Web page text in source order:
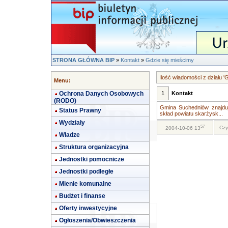
STRONA GŁÓWNA BIP»Kontakt»Gdzie się mieścimy
Menu:
Ochrona Danych Osobowych
(RODO)
Status Prawny
Wydziały
Władze
Struktura organizacyjna
Jednostki pomocnicze
Jednostki podległe
Mienie komunalne
Budżet i finanse
Oferty inwestycyjne
Ogłoszenia/Obwieszczenia
Ilość wiadomości z działu
1 Kontakt
Gmina Suchedniów
skład powiatu skarżysk...
2004-10-06 1357